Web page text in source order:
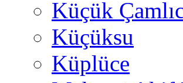
Küçük
Küçüksu
Küplüce